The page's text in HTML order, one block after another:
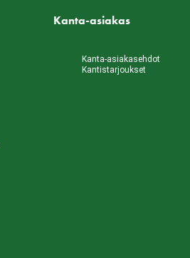
Kanta-asiakas
Kanta-asiakasehdot
Kantistarjoukset